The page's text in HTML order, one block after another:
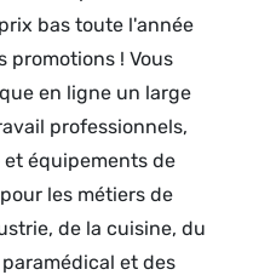
bas toute l'année
promotions ! Vous
en ligne un large
professionnels,
équipements de
les métiers de
de la cuisine, du
et des